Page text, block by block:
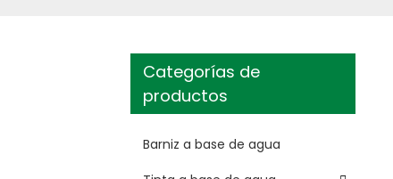
Categorías de
productos
Barniz a base de agua